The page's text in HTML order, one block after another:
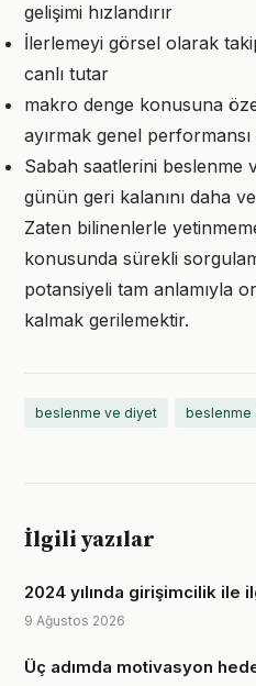
gelişimi hızlandırır
İlerlemeyi görsel olarak
canlı tutar
makro denge konusuna
ayırmak genel
Sabah saatlerini beslenme
günün geri kalanını daha
Zaten bilinenlerle
konusunda sürekli
potansiyeli tam anlamıyla
kalmak gerilemektir.
beslenme ve diyet beslenme
İlgili yazılar
2024 yılında girişimcilik ile
9 Ağustos 2026
Üç adımda motivasyon